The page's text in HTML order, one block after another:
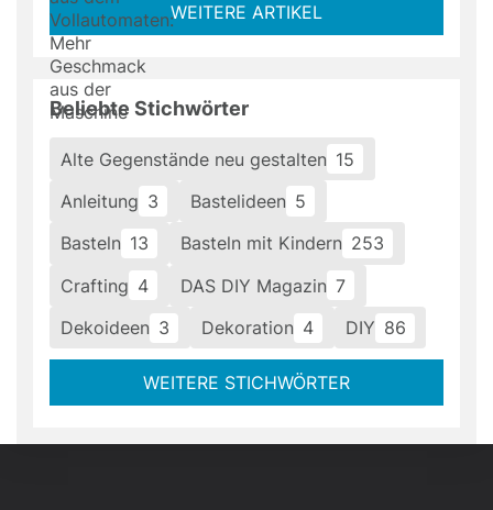
WEITERE ARTIKEL
Beliebte Stichwörter
Alte Gegenstände neu gestalten 15
Anleitung 3 Bastelideen 5
Basteln 13 Basteln mit Kindern 253
Crafting 4 DAS DIY Magazin 7
Dekoideen 3 Dekoration 4 DIY 86
WEITERE STICHWÖRTER